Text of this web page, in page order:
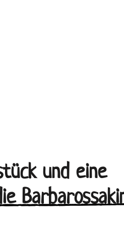
und eine